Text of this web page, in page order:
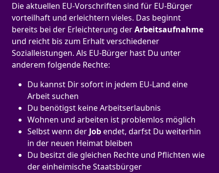
Die aktuellen EU-Vorschriften sind für EU-Bürger
vorteilhaft und erleichtern vieles. Das beginnt
bereits bei der Erleichterung derArbeitsaufnahme
und reicht bis zum Erhalt verschiedener
Sozialleistungen. Als EU-Bürger hast Du unter
anderem folgende Rechte:
Du kannst Dir sofort in jedem EU-Land eine
Arbeit suchen
Du benötigst keine Arbeitserlaubnis
Wohnen und arbeiten ist problemlos möglich
Selbst wenn der Jobendet, darfst Du weiterhin
in der neuen Heimat bleiben
Du besitzt die gleichen Rechte und Pflichten wie
der einheimische Staatsbürger